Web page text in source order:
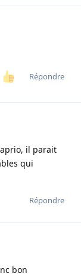
Répondre
il parait
qui
Répondre
bon